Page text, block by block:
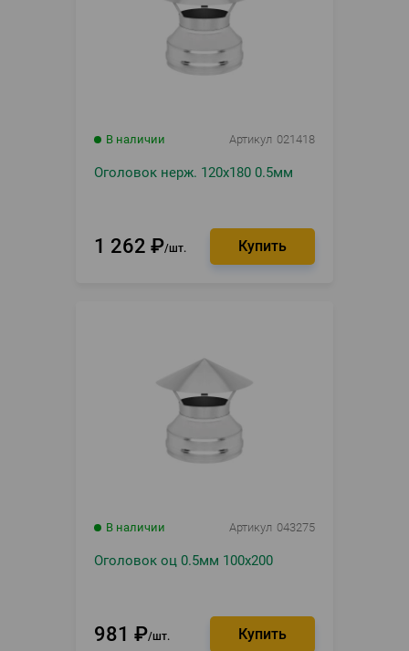
В наличии Артикул 021418
Оголовок нерж. 120х180 0.5мм
1 262 ₽ шт.
В наличии Артикул 043275
Оголовок оц 0.5мм 100х200
981 ₽ шт.